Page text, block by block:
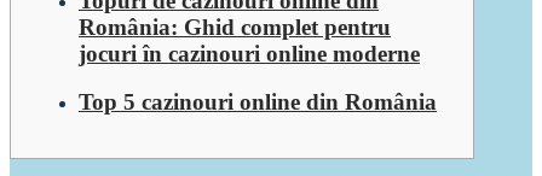
România: Ghid complet pentru
jocuri în cazinouri online moderne
Top 5 cazinouri online din România